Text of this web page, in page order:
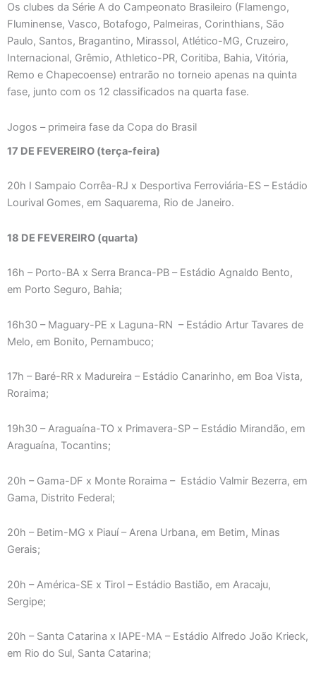
Os clubes da Série A do Campeonato Brasileiro (Flamengo,
Fluminense, Vasco, Botafogo, Palmeiras, Corinthians, São
Paulo, Santos, Bragantino, Mirassol, Atlético-MG, Cruzeiro,
Internacional, Grêmio, Athletico-PR, Coritiba, Bahia, Vitória,
Remo e Chapecoense) entrarão no torneio apenas na quinta
fase, junto com os 12 classificados na quarta fase.
Jogos – primeira fase da Copa do Brasil
17 DE FEVEREIRO (terça-feira)
20h I Sampaio Corrêa-RJ x Desportiva Ferroviária-ES – Estádio
Lourival Gomes, em Saquarema, Rio de Janeiro.
18 DE FEVEREIRO (quarta)
16h – Porto-BA x Serra Branca-PB – Estádio Agnaldo Bento,
em Porto Seguro, Bahia;
16h30 – Maguary-PE x Laguna-RN – Estádio Artur Tavares de
Melo, em Bonito, Pernambuco;
17h – Baré-RR x Madureira – Estádio Canarinho, em Boa Vista,
Roraima;
19h30 – Araguaína-TO x Primavera-SP – Estádio Mirandão, em
Araguaína, Tocantins;
20h – Gama-DF x Monte Roraima – Estádio Valmir Bezerra, em
Gama, Distrito Federal;
20h – Betim-MG x Piauí – Arena Urba­na, em Betim, Minas
Gerais;
20h – América-SE x Tirol – Estádio Bastião, em Aracaju,
Sergipe;
20h – Santa Catarina x IAPE-MA – Estádio Alfredo João Krieck,
em Rio do Sul, Santa Catarina;